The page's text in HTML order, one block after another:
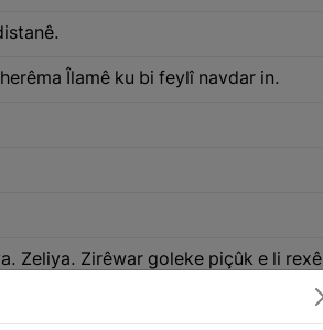
Îlamê ku bi feylî navdar in.
Zeliya. Zirêwar goleke piçûk e li
wê jî 15 km e.